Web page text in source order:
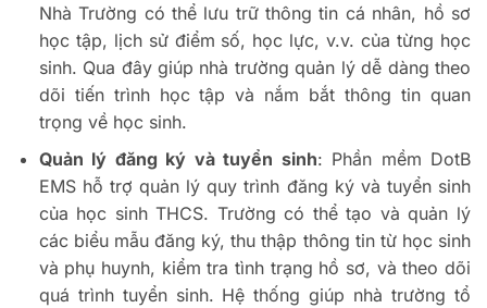
Nhà Trường có thể lưu trữ thông tin cá nhân, hồ sơ
học tập, lịch sử điểm số, học lực, v.v. của từng học
sinh. Qua đây giúp nhà trường quản lý dễ dàng theo
dõi tiến trình học tập và nắm bắt thông tin quan
trọng về học sinh.
Quản lý đăng ký và tuyển sinh: Phần mềm DotB
EMS hỗ trợ quản lý quy trình đăng ký và tuyển sinh
của học sinh THCS. Trường có thể tạo và quản lý
các biểu mẫu đăng ký, thu thập thông tin từ học sinh
và phụ huynh, kiểm tra tình trạng hồ sơ, và theo dõi
quá trình tuyển sinh. Hệ thống giúp nhà trường tổ